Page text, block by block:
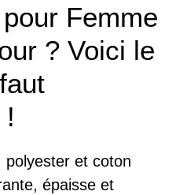
Femme
? Voici le
polyester et coton
épaisse et